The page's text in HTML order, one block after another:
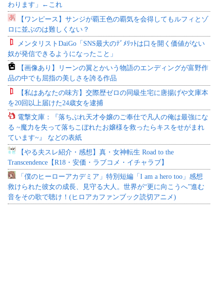
わります」←これ
【ワンピース】サンジが覇王色の覇気を会得してもルフィとゾ
ロに並ぶのは難しくない？
メンタリストDaiGo「SNS最大のﾃﾞﾒﾘｯﾄは口を開く価値がない
奴が発信できるようになったこと」
【画像あり】リーンの翼とかいう物語のエンディングが富野作
品の中でも屈指の美しさを誇る作品
【私はあなたの味方】交際歴ゼロの同級生宅に唐揚げや文庫本
を20回以上届けた24歳女を逮捕
電撃文庫：『落ちぶれ天才令嬢のご奉仕で凡人の俺は最強にな
る ~魔力を失って落ちこぼれたお嬢様を救ったらキスをせがまれ
ています~』 などの表紙
【やる夫スレ紹介・感想】真・女神転生 Road to the
Transcendence【R18・安価・ラブコメ・イチャラブ】
「僕のヒーローアカデミア」特別短編「I am a hero too」感想
救けられた彼女の成長、見守る大人。世界が“更に向こうへ”進む
音をその歌で聴け！(ヒロアカファンブック読切アニメ)